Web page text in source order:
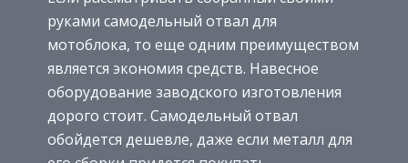
руками самодельный отвал для
мотоблока, то еще одним преимуществом
является экономия средств. Навесное
оборудование заводского изготовления
дорого стоит. Самодельный отвал
обойдется дешевле, даже если металл для